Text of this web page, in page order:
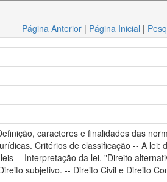
Página Anterior | Página Inicial |
caracteres e finalidades das
Critérios de classificação -- A lei:
-- Interpretação da lei. "Direito
subjetivo. -- Direito Civil e Direito